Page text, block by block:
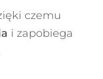
czemu
i zapobiega